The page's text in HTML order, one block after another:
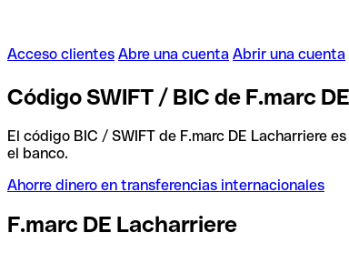
Acceso clientes Abre una cuenta Abrir una cuenta
Código SWIFT / BIC de F.marc
El código BIC / SWIFT de F.marc DE Lacharriere es
el banco.
Ahorre dinero en transferencias internacionales
F.marc DE Lacharriere